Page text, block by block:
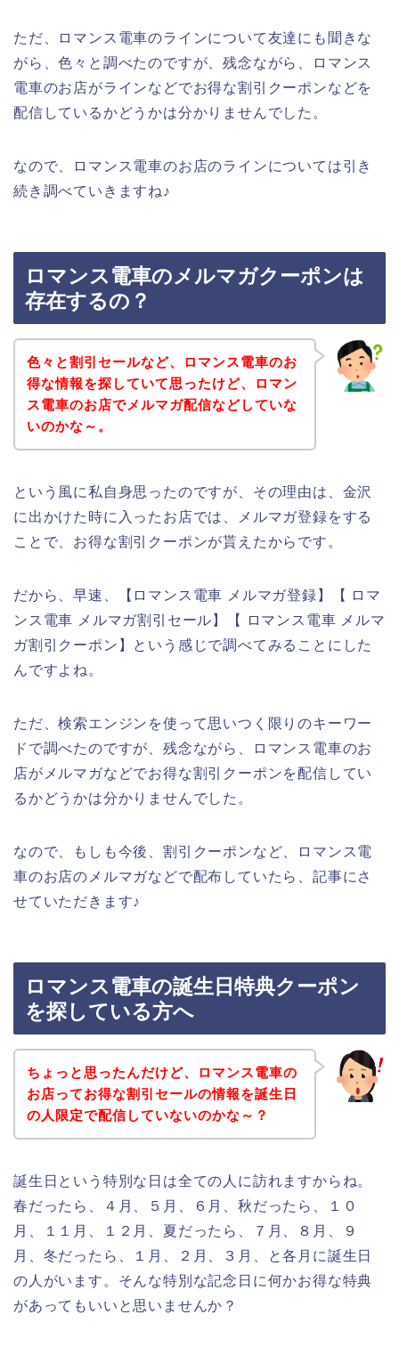
ただ、ロマンス電車のラインについて友達にも聞きな
がら、色々と調べたのですが、残念ながら、ロマンス
電車のお店がラインなどでお得な割引クーポンなどを
配信しているかどうかは分かりませんでした。
なので、ロマンス電車のお店のラインについては引き
続き調べていきますね♪
ロマンス電車のメルマガクーポンは
存在するの？
色々と割引セールなど、ロマンス電車のお
得な情報を探していて思ったけど、ロマン
ス電車のお店でメルマガ配信などしていな
いのかな～。
という風に私自身思ったのですが、その理由は、金沢
に出かけた時に入ったお店では、メルマガ登録をする
ことで、お得な割引クーポンが貰えたからです。
だから、早速、【ロマンス電車 メルマガ登録】【 ロマ
ンス電車 メルマガ割引セール】【 ロマンス電車 メルマ
ガ割引クーポン】という感じで調べてみることにした
んですよね。
ただ、検索エンジンを使って思いつく限りのキーワー
ドで調べたのですが、残念ながら、ロマンス電車のお
店がメルマガなどでお得な割引クーポンを配信してい
るかどうかは分かりませんでした。
なので、もしも今後、割引クーポンなど、ロマンス電
車のお店のメルマガなどで配布していたら、記事にさ
せていただきます♪
ロマンス電車の誕生日特典クーポン
を探している方へ
ちょっと思ったんだけど、ロマンス電車の
お店ってお得な割引セールの情報を誕生日
の人限定で配信していないのかな～？
誕生日という特別な日は全ての人に訪れますからね。
春だったら、４月、５月、６月、秋だったら、１０
月、１１月、１２月、夏だったら、７月、８月、９
月、冬だったら、１月、２月、３月、と各月に誕生日
の人がいます。そんな特別な記念日に何かお得な特典
があってもいいと思いませんか？